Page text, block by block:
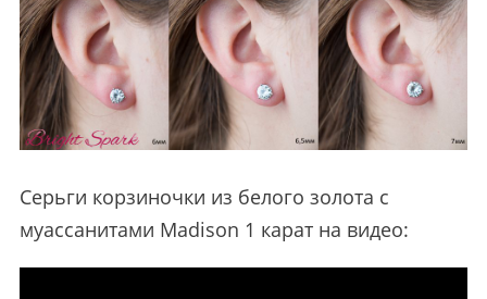
Серьги корзиночки из белого золота с
муассанитами Madison 1 карат на видео: